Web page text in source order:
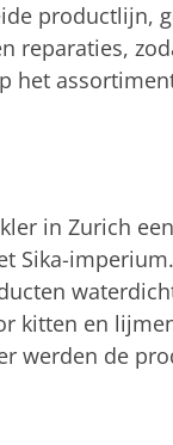
productlijn,
reparaties,
het
in Zurich
Sika-
kitten en
werden de